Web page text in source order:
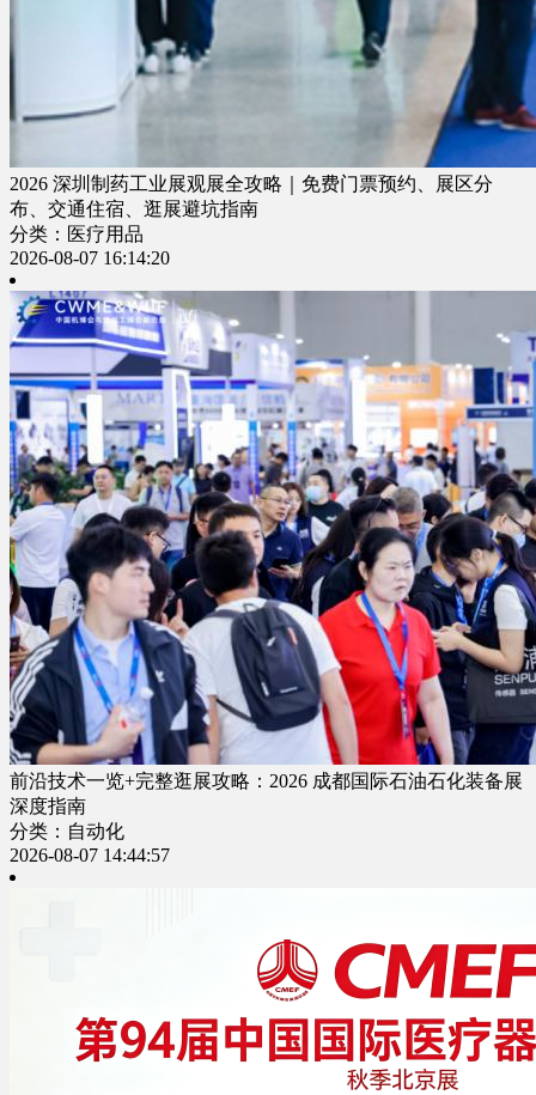
2026 深圳制药工业展观展全攻略｜免费门票预约、展区分
布、交通住宿、逛展避坑指南
分类：医疗用品
2026-08-07 16:14:20
前沿技术一览+完整逛展攻略：2026 成都国际石油石化装备展
深度指南
分类：自动化
2026-08-07 14:44:57